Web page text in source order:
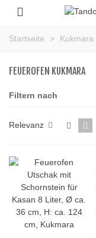
Startseite > Kukmara
FEUEROFEN KUKMARA
Filtern nach
Relevanz